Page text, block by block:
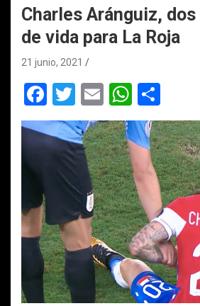
Charles Aránguiz,
de vida para La Roja
21 junio, 2021
F
a
ce
k
T
wi
tt
er
E
m
ail
W
h
at
s
A
p
p
o
m
p
ar
tir